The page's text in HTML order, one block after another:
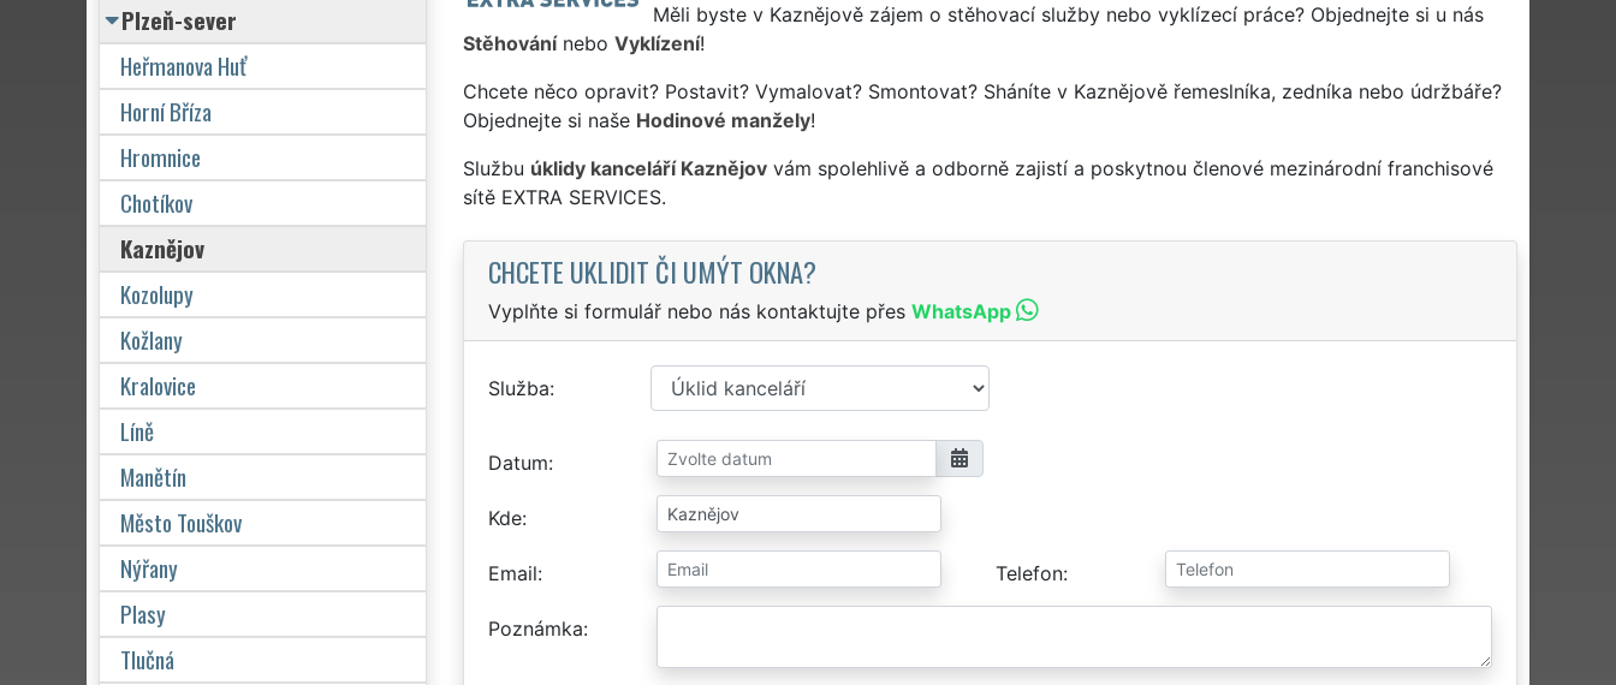
Měli byste v Kaznějově zájem o stěhovací služby nebo vyklízecí práce? Objednejte si u nás
Stěhovánínebo Vyklízení!
Chcete něco opravit? Postavit? Vymalovat? Smontovat? Sháníte v Kaznějově řemeslníka, zedníka nebo údržbáře?
Objednejte si naše Hodinové manžely!
Službu úklidy kanceláří Kaznějovvám spolehlivě a odborně zajistí a poskytnou členové mezinárodní franchisové
sítě EXTRA SERVICES.
CHCETE UKLIDIT ČI UMÝT OKNA?
Vyplňte si formulář nebo nás kontaktujte přes WhatsApp
Služba
Datum
Kde
Email Telefon
Poznámka
Plzeň-sever
Heřmanova Huť
Horní Bříza
Hromnice
Chotíkov
Kaznějov
Kozolupy
Kožlany
Kralovice
Líně
Manětín
Město Touškov
Nýřany
Plasy
Tlučná